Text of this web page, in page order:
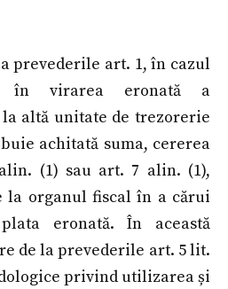
prevederile art. 1, în cazul
în virarea eronată a
altă unitate de trezorerie
achitată suma, cererea
(1) sau art. 7 alin. (1),
la organul fiscal în a cărui
eronată. În această
de la prevederile art. 5 lit.
privind utilizarea și